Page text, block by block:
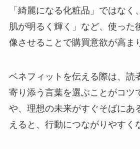
「綺麗になる化粧品」ではな
肌が明るく輝く」など、使った
像させることで購買意欲が高ま
ベネフィットを伝える際は、読
寄り添う言葉を選ぶことがコツ
や、理想の未来がすぐそばにあ
えると、行動につながりやすく